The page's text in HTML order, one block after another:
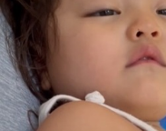
エンタメ
グルメ
住まい